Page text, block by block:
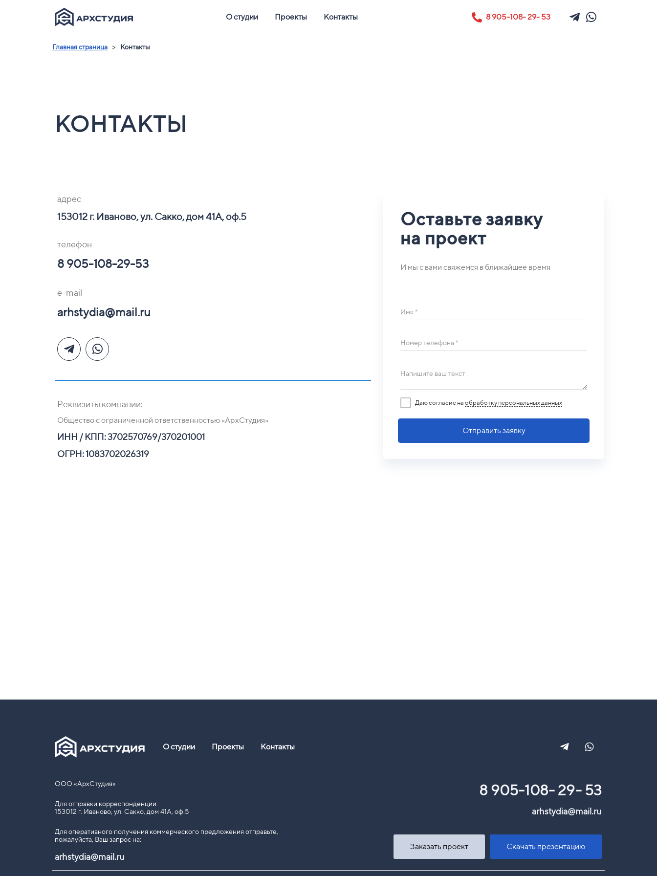
О студии Проекты Контакты 8 905-108- 29- 53
Главная страница > Контакты
КОНТАКТЫ
адрес
153012 г. Иваново, ул. Сакко, дом 41А, оф.5
телефон
8 905-108-29-53
e-mail
arhstydia@mail.ru
Реквизиты компании:
Общество с ограниченной ответственностью «АрхСтудия»
ИНН / КПП: 3702570769/370201001
ОГРН: 1083702026319
Оставьте заявку
на проект
И мы с вами свяжемся в ближайшее время
Имя *
Номер телефона *
Напишите ваш текст
Даю согласие на обработку персональных данных
Отправить заявку
О студии Проекты Контакты
ООО «АрхСтудия»
Для отправки корреспонденции:
153012 г. Иваново, ул. Сакко, дом 41А, оф.5
Для оперативного получения коммерческого предложения отправьте,
пожалуйста, Ваш запрос на:
arhstydia@mail.ru
8 905-108- 29- 53
arhstydia@mail.ru
Заказать проект Скачать презентацию